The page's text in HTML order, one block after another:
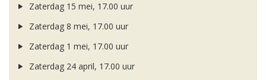
Zaterdag 15 mei, 17.00 uur
Zaterdag 8 mei, 17.00 uur
Zaterdag 1 mei, 17.00 uur
Zaterdag 24 april, 17.00 uur